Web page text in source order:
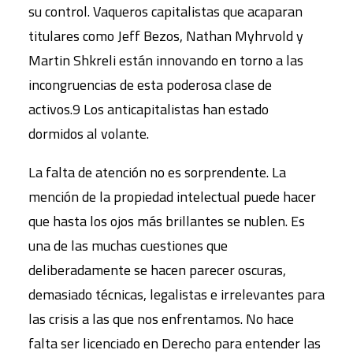
su control. Vaqueros capitalistas que acaparan
titulares como Jeff Bezos, Nathan Myhrvold y
Martin Shkreli están innovando en torno a las
incongruencias de esta poderosa clase de
activos.9 Los anticapitalistas han estado
dormidos al volante.
La falta de atención no es sorprendente. La
mención de la propiedad intelectual puede hacer
que hasta los ojos más brillantes se nublen. Es
una de las muchas cuestiones que
deliberadamente se hacen parecer oscuras,
demasiado técnicas, legalistas e irrelevantes para
las crisis a las que nos enfrentamos. No hace
falta ser licenciado en Derecho para entender las